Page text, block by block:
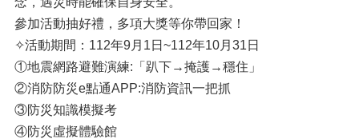
參加活動抽好禮，多項大獎等你帶回家！
✧活動期間：112年9月1日~112年10月31日
①地震網路避難演練:「趴下→掩護→穩住」
②消防防災e點通APP:消防資訊一把抓
③防災知識模擬考
④防災虛擬體驗館